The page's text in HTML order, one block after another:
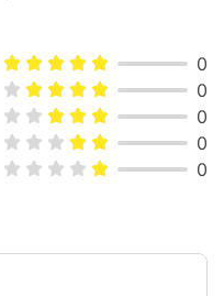
0
0
0
0
0